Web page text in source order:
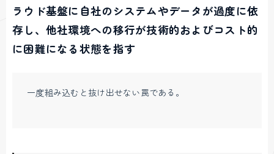
ラウド基盤に自社のシステムやデータが過度に依
存し、他社環境への移行が技術的およびコスト的
に困難になる状態を指す
一度組み込むと抜け出せない罠である。